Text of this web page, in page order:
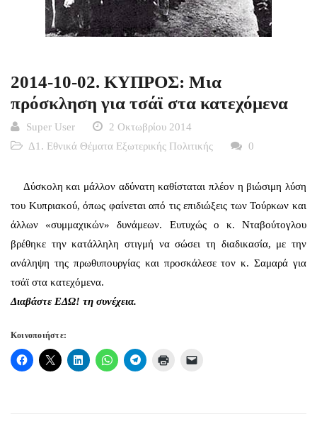
2014-10-02. ΚΥΠΡΟΣ: Μια
πρόσκληση για τσάϊ στα κατεχόμενα
Super User
2 Οκτωβρίου 2014
Δ1. Εθνικά Θέματα Εξωτερικής Πολιτικής
0
Δύσκολη και μάλλον αδύνατη καθίσταται πλέον η βιώσιμη λύση
του Κυπριακού, όπως φαίνεται από τις επιδιώξεις των Τούρκων και
άλλων «συμμαχικών» δυνάμεων. Ευτυχώς ο κ. Νταβούτογλου
βρέθηκε την κατάλληλη στιγμή να σώσει τη διαδικασία, με την
ανάληψη της πρωθυπουργίας και προσκάλεσε τον κ. Σαμαρά για
τσάϊ στα κατεχόμενα.
Διαβάστε ΕΔΩ! τη συνέχεια.
Κοινοποιήστε: